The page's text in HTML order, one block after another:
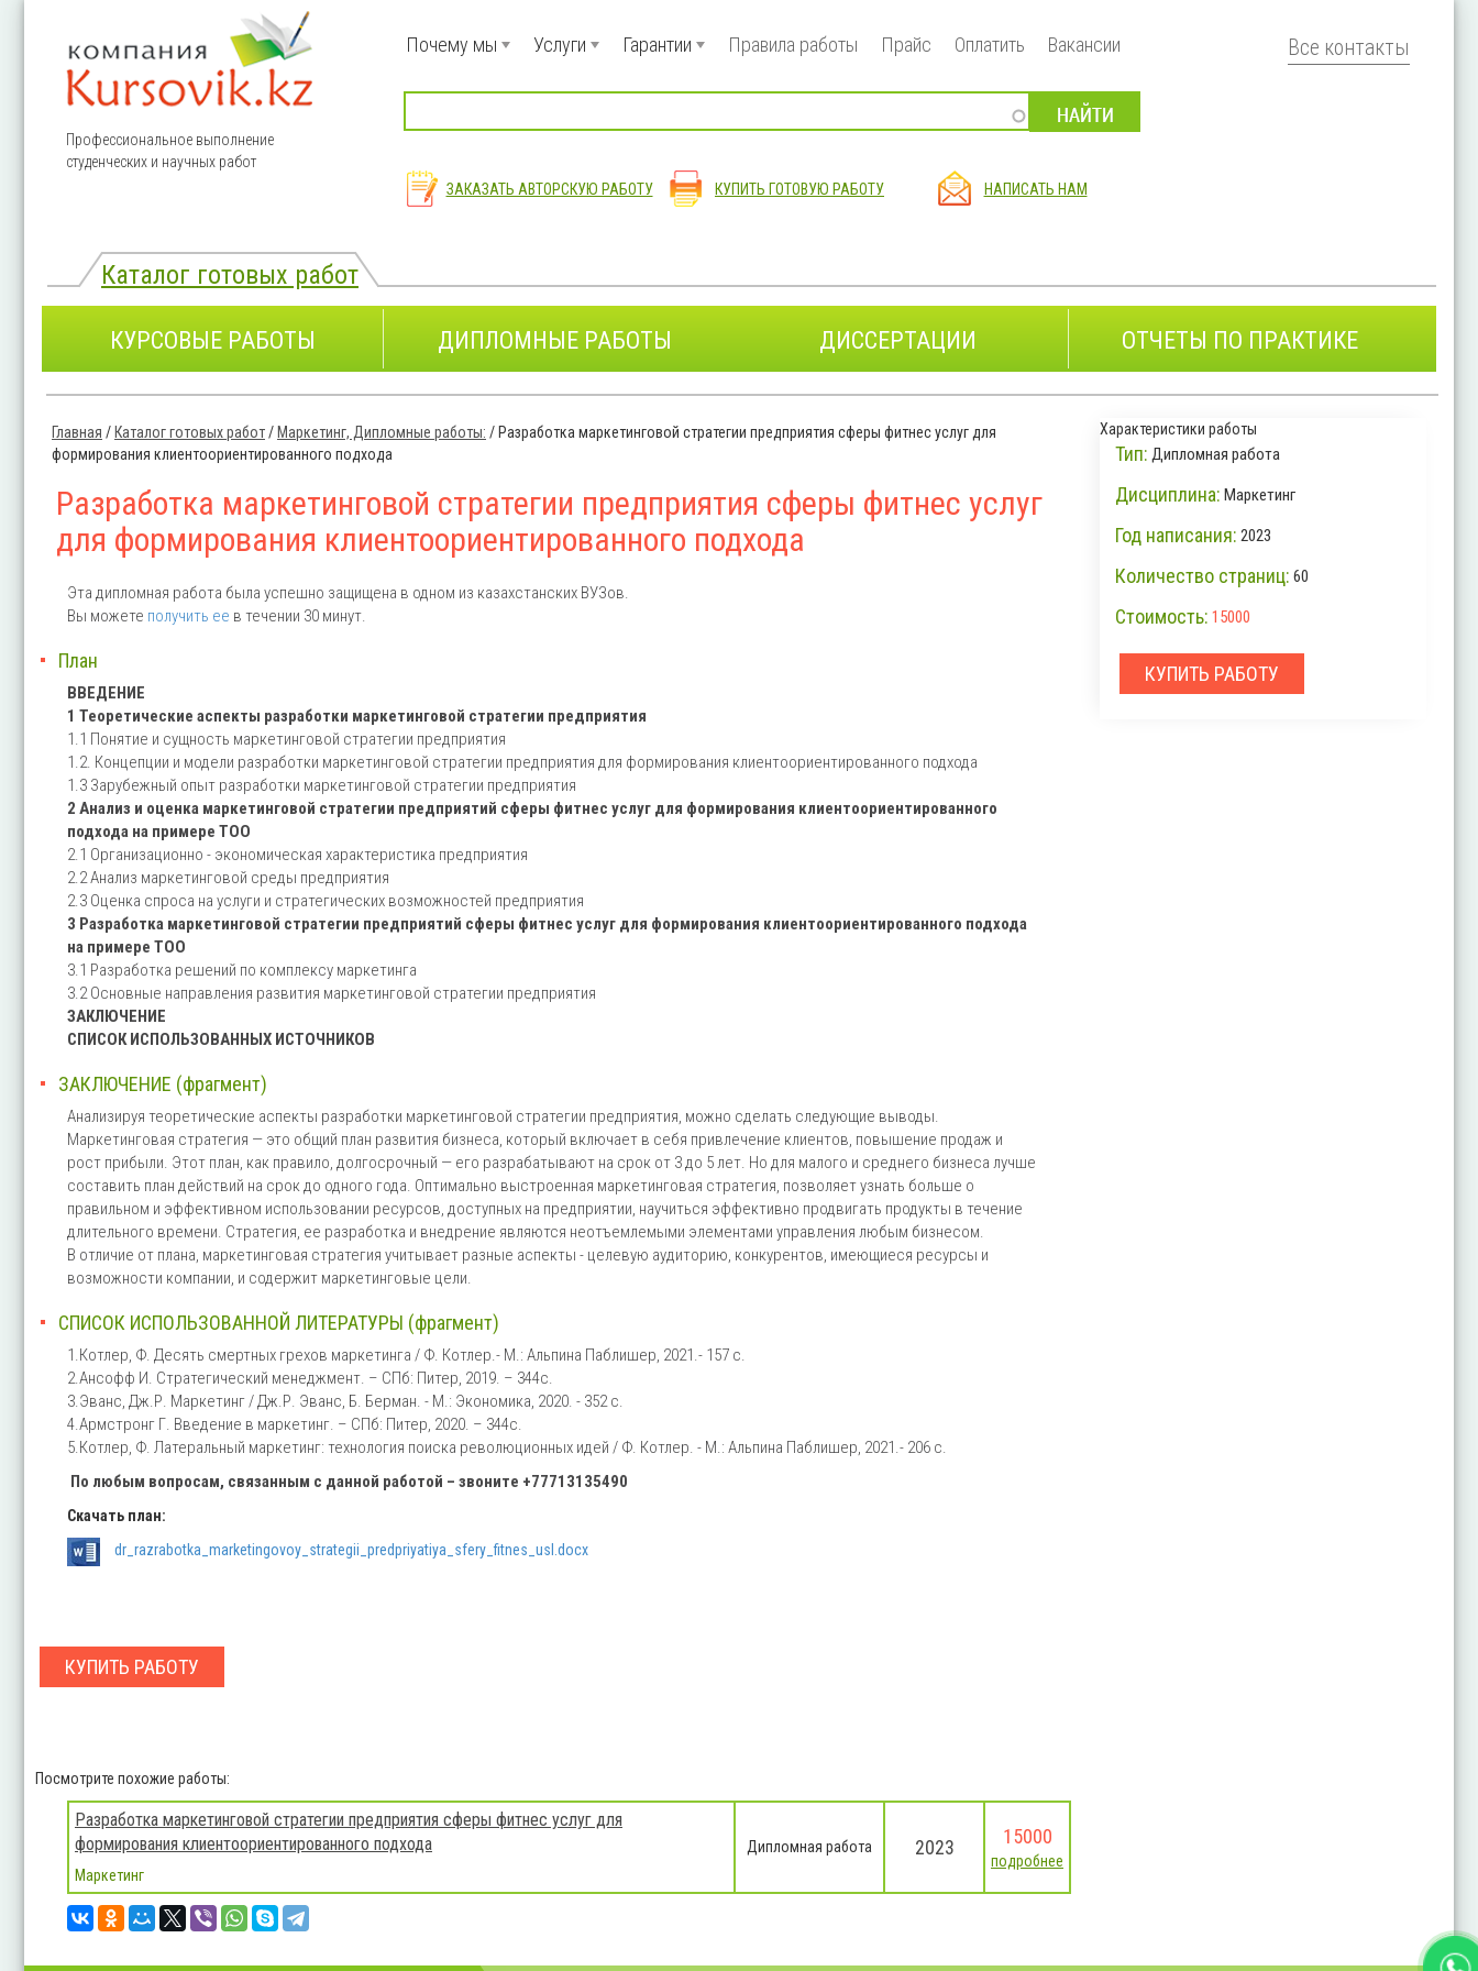
Профессиональное выполнение
студенческих и научных работ
Почему мы Услуги Гарантии Правила работы Прайс Оплатить Вакансии
ЗАКАЗАТЬ АВТОРСКУЮ РАБОТУ КУПИТЬ ГОТОВУЮ РАБОТУ НАПИСАТЬ НАМ
Все контакты
Каталог готовых работ
КУРСОВЫЕ РАБОТЫ ДИПЛОМНЫЕ РАБОТЫ ДИССЕРТАЦИИ ОТЧЕТЫ ПО ПРАКТИКЕ
Вы здесь
Главная / Каталог готовых работ/ Маркетинг, Дипломные работы: / Разработка маркетинговой стратегии предприятия сферы фитнес услуг для
формирования клиентоориентированного подхода
Разработка маркетинговой стратегии предприятия сферы фитнес услуг
для формирования клиентоориентированного подхода
Эта дипломная работа была успешно защищена в одном из казахстанских ВУЗов.
Вы можете получить ее в течении 30 минут.
План
ВВЕДЕНИЕ
1 Теоретические аспекты разработки маркетинговой стратегии предприятия
1.1 Понятие и сущность маркетинговой стратегии предприятия
1.2. Концепции и модели разработки маркетинговой стратегии предприятия для формирования клиентоориентированного подхода
1.3 Зарубежный опыт разработки маркетинговой стратегии предприятия
2 Анализ и оценка маркетинговой стратегии предприятий сферы фитнес услуг для формирования клиентоориентированного
подхода на примере TOO
2.1 Организационно - экономическая характеристика предприятия
2.2 Анализ маркетинговой среды предприятия
2.3 Оценка спроса на услуги и стратегических возможностей предприятия
3 Разработка маркетинговой стратегии предприятий сферы фитнес услуг для формирования клиентоориентированного подхода
на примере TOO
3.1 Разработка решений по комплексу маркетинга
3.2 Основные направления развития маркетинговой стратегии предприятия
ЗАКЛЮЧЕНИЕ
СПИСОК ИСПОЛЬЗОВАННЫХ ИСТОЧНИКОВ
ЗАКЛЮЧЕНИЕ (фрагмент)
Анализируя теоретические аспекты разработки маркетинговой стратегии предприятия, можно сделать следующие выводы.
Маркетинговая стратегия — это общий план развития бизнеса, который включает в себя привлечение клиентов, повышение продаж и
рост прибыли. Этот план, как правило, долгосрочный — его разрабатывают на срок от 3 до 5 лет. Но для малого и среднего бизнеса лучше
составить план действий на срок до одного года. Оптимально выстроенная маркетинговая стратегия, позволяет узнать больше о
правильном и эффективном использовании ресурсов, доступных на предприятии, научиться эффективно продвигать продукты в течение
длительного времени. Стратегия, ее разработка и внедрение являются неотъемлемыми элементами управления любым бизнесом.
В отличие от плана, маркетинговая стратегия учитывает разные аспекты - целевую аудиторию, конкурентов, имеющиеся ресурсы и
возможности компании, и содержит маркетинговые цели.
СПИСОК ИСПОЛЬЗОВАННОЙ ЛИТЕРАТУРЫ (фрагмент)
1.Котлер, Ф. Десять смертных грехов маркетинга / Ф. Котлер.- М.: Альпина Паблишер, 2021.- 157 c.
2.Ансофф И. Стратегический менеджмент. – СПб: Питер, 2019. – 344с.
3.Эванс, Дж.Р. Маркетинг / Дж.Р. Эванс, Б. Берман. - М.: Экономика, 2020. - 352 c.
4.Армстронг Г. Введение в маркетинг. – СПб: Питер, 2020. – 344с.
5.Котлер, Ф. Латеральный маркетинг: технология поиска революционных идей / Ф. Котлер. - М.: Альпина Паблишер, 2021.- 206 c.
По любым вопросам, связанным с данной работой – звоните +77713135490
Скачать план:
dr_razrabotka_marketingovoy_strategii_predpriyatiya_sfery_fitnes_usl.docx
КУПИТЬ РАБОТУ
Посмотрите похожие работы:
Разработка маркетинговой стратегии предприятия сферы фитнес услуг для
формирования клиентоориентированного подхода
Маркетинг
Дипломная работа 2023 15000
подробнее
Характеристики работы
Тип: Дипломная работа
Дисциплина: Маркетинг
Год написания: 2023
Количество страниц: 60
Стоимость: 15000
КУПИТЬ РАБОТУ